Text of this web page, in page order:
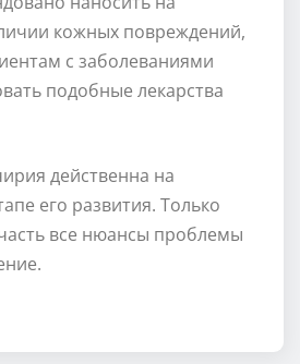
кожных повреждений,
с заболеваниями
подобные лекарства
действенна на
его развития. Только
все нюансы проблемы